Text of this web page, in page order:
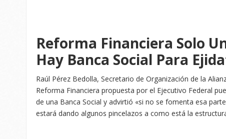
Reforma Financiera Solo
Hay Banca Social Para
Raúl Pérez Bedolla, Secretario de Organización de la
Reforma Financiera propuesta por el Ejecutivo Federal
de una Banca Social y advirtió «si no se fomenta esa
estará dando algunos pincelazos a como está la